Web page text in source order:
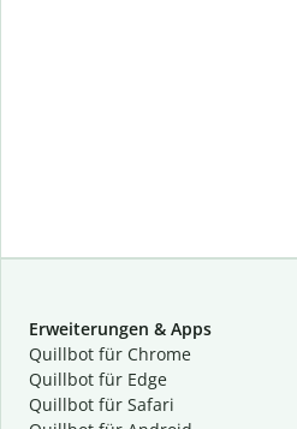
Erweiterungen & Apps
Quillbot für Chrome
Quillbot für Edge
Quillbot für Safari